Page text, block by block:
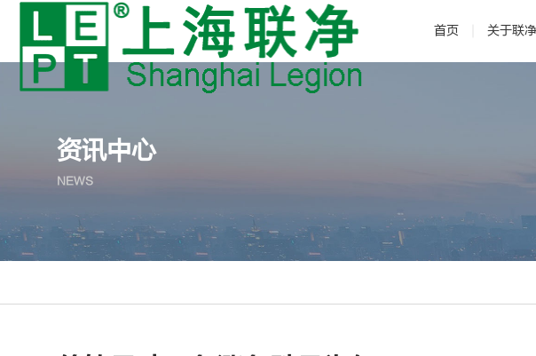
首页 关于联净
资讯中心
NEWS